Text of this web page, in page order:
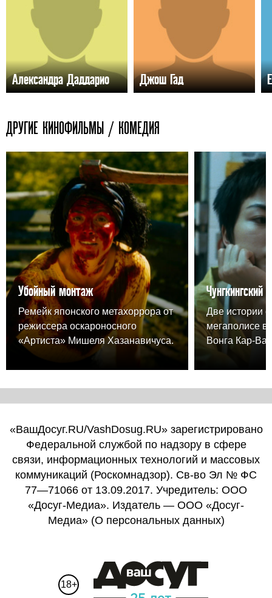
Александра Даддарио Джош Гад
ДРУГИЕ КИНОФИЛЬМЫ / КОМЕДИЯ
Убойный монтаж
Ремейк японского метахоррора от
режиссера оскароносного
«Артиста» Мишеля Хазанавичуса.
Чунгкингский
Две истории
мегаполисе в
Вонга Кар-
«ВашДосуг.RU/VashDosug.RU» зарегистрировано
Федеральной службой по надзору в сфере
связи, информационных технологий и массовых
коммуникаций (Роскомнадзор). Св-во Эл № ФС
77—71066 от 13.09.2017. Учредитель: ООО
«Досуг-Медиа». Издатель — ООО «Досуг-
Медиа» (О персональных данных)
18+